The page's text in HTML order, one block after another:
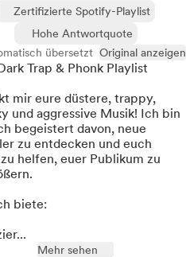
Zertifizierte Spotify-Playlist
Hohe Antwortquote
übersetzt Original anzeigen
Trap & Phonk Playlist
mir eure düstere, trappy,
und aggressive Musik! Ich bin
begeistert davon, neue
zu entdecken und euch
helfen, euer Publikum zu
biete:
Mehr sehen